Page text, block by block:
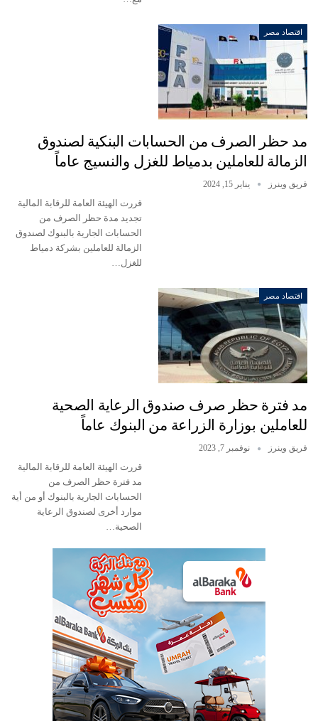
اقتصاد مصر
مد حظر الصرف من الحسابات البنكية لصندوق
الزمالة للعاملين بدمياط للغزل والنسيج عاماً
فريق وينرز يناير 15, 2024
قررت الهيئة العامة للرقابة المالية
تجديد مدة حظر الصرف من
الحسابات الجارية بالبنوك لصندوق
الزمالة للعاملين بشركة دمياط
للغزل…
اقتصاد مصر
مد فترة حظر صرف صندوق الرعاية الصحية
للعاملين بوزارة الزراعة من البنوك عاماً
فريق وينرز نوفمبر 7, 2023
قررت الهيئة العامة للرقابة المالية
مد فترة حظر الصرف من
الحسابات الجارية بالبنوك أو من أية
موارد أخرى لصندوق الرعاية
الصحية…